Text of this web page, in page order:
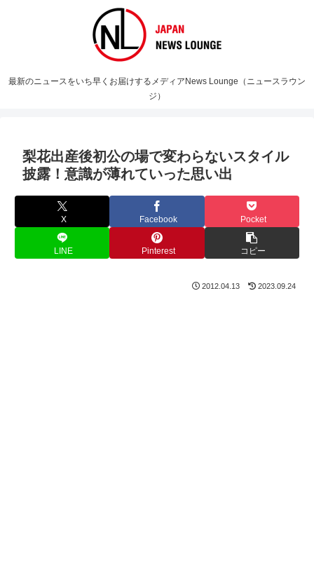
最新のニュースをいち早くお届けするメディアNews Lounge（ニュースラウン
ジ）
梨花出産後初公の場で変わらないスタイル
披露！意識が薄れていった思い出
X Facebook Pocket
LINE Pinterest コピー
2012.04.13 2023.09.24